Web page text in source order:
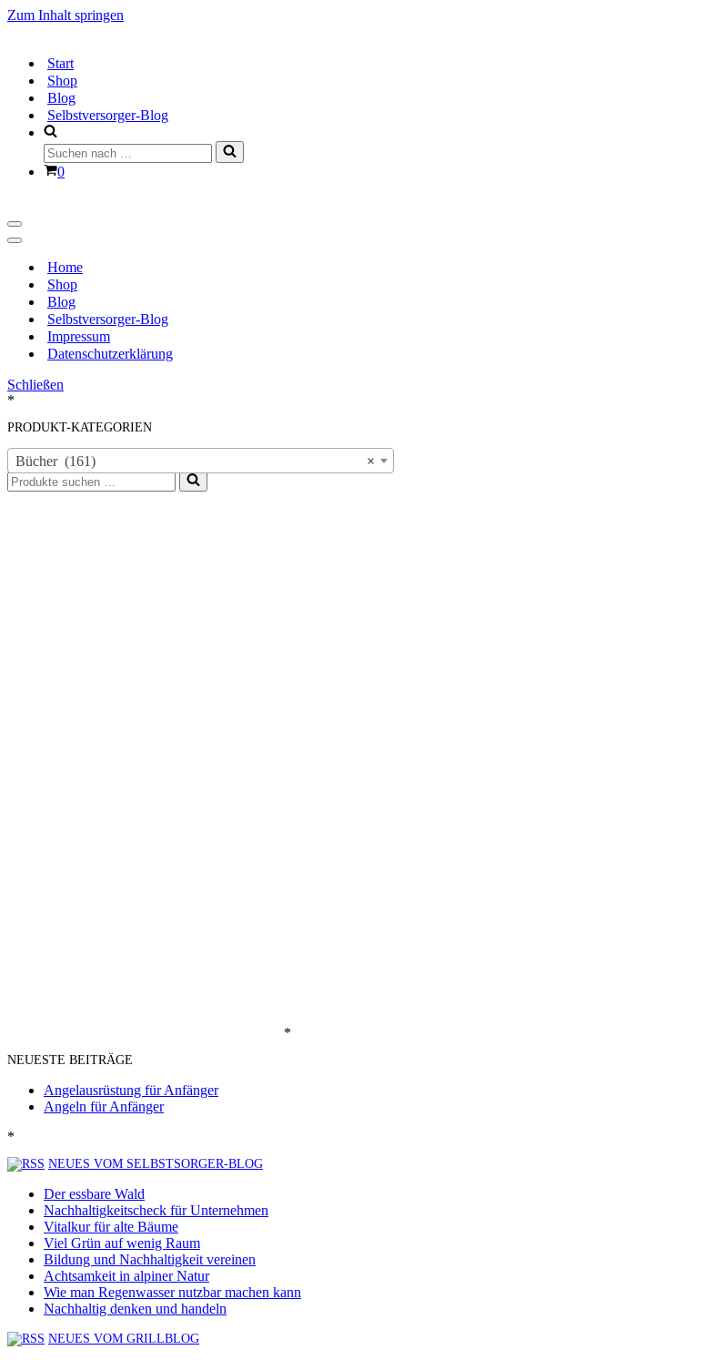
Zum Inhalt springen
Start
Shop
Blog
Selbstversorger-Blog
Suchen
nach …
Warenkorb
0
Navigationsmenü
Navigationsmenü
Home
Shop
Blog
Selbstversorger-Blog
Impressum
Datenschutzerklärung
Schließen
*
PRODUKT-KATEGORIEN
×
Bücher (161)
Suchen
nach …
*
NEUESTE BEITRÄGE
Angelausrüstung für Anfänger
Angeln für Anfänger
*
NEUES VOM SELBSTSORGER-BLOG
Der essbare Wald
Nachhaltigkeitscheck für Unternehmen
Vitalkur für alte Bäume
Viel Grün auf wenig Raum
Bildung und Nachhaltigkeit vereinen
Achtsamkeit in alpiner Natur
Wie man Regenwasser nutzbar machen kann
Nachhaltig denken und handeln
NEUES VOM GRILLBLOG